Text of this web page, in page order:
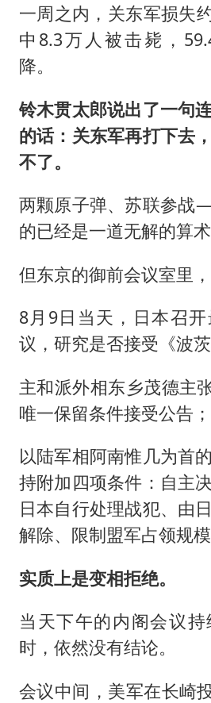
一周之内，关东军损失
中8.3万人被击毙，
降。
铃木贯太郎说出了一句
的话：关东军再打下去
不了。
两颗原子弹、苏联参
的已经是一道无解的算术
但东京的御前会议室里，
8月9日当天，日本召
议，研究是否接受《波茨
主和派外相东乡茂德主
唯一保留条件接受公告；
以陆军相阿南惟几为首
持附加四项条件：自主
日本自行处理战犯、由
解除、限制盟军占领规模
实质上是变相拒绝。
当天下午的内阁会议
时，依然没有结论。
会议中间，美军在长崎